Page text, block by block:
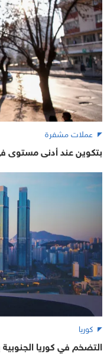
عملات مشفرة
بتكوين عند أدنى مستوى
كوريا
التضخم في كوريا الجنوبية